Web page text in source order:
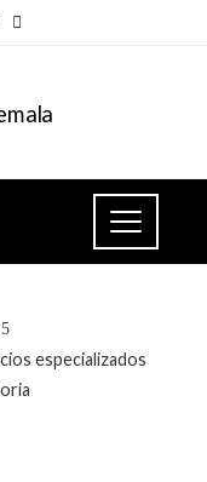
especializados